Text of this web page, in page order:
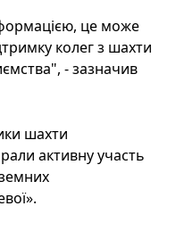
це може
колег з шахти
- зазначив
шахти
активну участь